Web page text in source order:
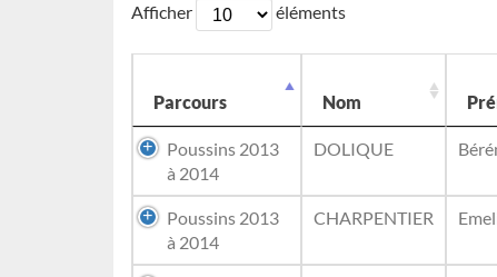
Afficher éléments
Parcours Nom
Poussins 2013
à 2014
DOLIQUE
Poussins 2013
à 2014
CHARPENTIER